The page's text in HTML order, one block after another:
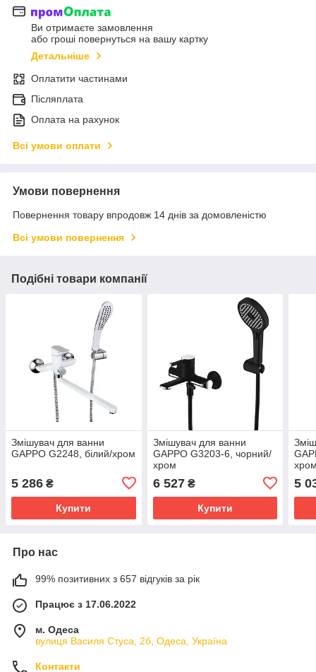
Ви отримаєте замовлення
або гроші повернуться на вашу картку
Детальніше
Оплатити частинами
Післяплата
Оплата на рахунок
Всі умови оплати
Умови повернення
Повернення товару впродовж 14 днів за домовленістю
Всі умови повернення
Подібні товари компанії
Змішувач для ванни
GAPPO G2248, білий/хром
5 286 ₴
Купити
Змішувач для ванни
GAPPO G3203-6, чорний/
хром
6 527₴
Купити
5
Про нас
99% позитивних з 657 відгуків за рік
Працює з 17.06.2022
м. Одеса
вулиця Василя Стуса, 2б, Одеса, Україна
Контакти